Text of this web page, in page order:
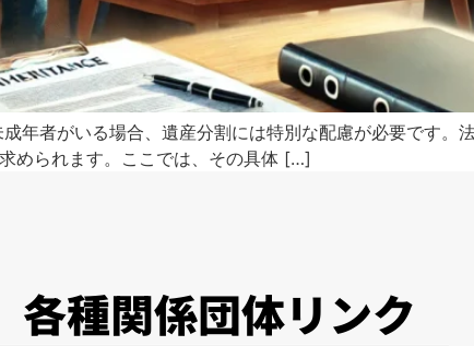
年者がいる場合、遺産分割には特別な配慮が必要です。
められます。ここでは、その具体 […]
各種関係団体リンク